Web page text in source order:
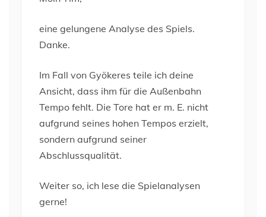
eine gelungene Analyse des Spiels.
Danke.
Im Fall von Gyökeres teile ich deine
Ansicht, dass ihm für die Außenbahn
Tempo fehlt. Die Tore hat er m. E. nicht
aufgrund seines hohen Tempos erzielt,
sondern aufgrund seiner
Abschlussqualität.
Weiter so, ich lese die Spielanalysen
gerne!